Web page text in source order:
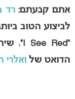
אתם קבעתם: רד
לביצוע הטוב
“I See Red”. שיתוף הפעולה זכה ב-
הדואט של ואלרי